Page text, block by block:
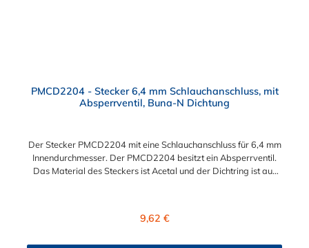
PMCD2204 - Stecker 6,4 mm Schlauchanschluss, mit
Absperrventil, Buna-N Dichtung
Der Stecker PMCD2204 mit eine Schlauchanschluss für 6,4 mm
Innendurchmesser. Der PMCD2204 besitzt ein Absperrventil.
Das Material des Steckers ist Acetal und der Dichtring ist aus
Regulärer Preis:
9,62 €